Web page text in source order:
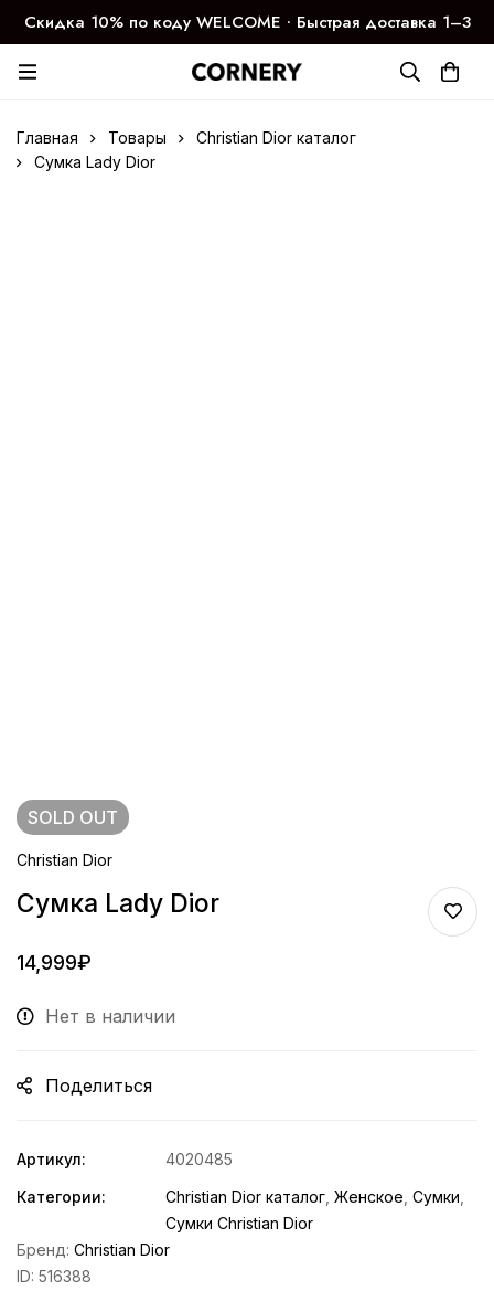
Скидка 10% по коду WELCOME ∙ Быстрая доставка 1–3
дня
Главная Товары
Christian Dior каталог
Сумка Lady Dior
SOLD OUT
Christian Dior
Сумка Lady Dior
14,999₽
Нет в наличии
Поделиться
Артикул:
4020485
Категории:
Christian Dior каталог Женское Сумки
Сумки Christian Dior
Бренд: Christian Dior
ID: 516388